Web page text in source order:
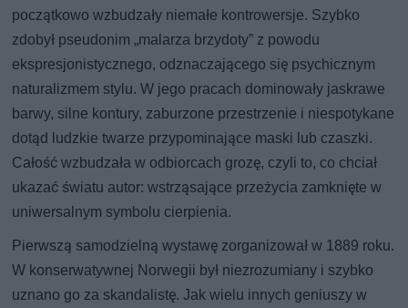
początkowo wzbudzały niemałe kontrowersje. Szybko
zdobył pseudonim „malarza brzydoty” z powodu
ekspresjonistycznego, odznaczającego się psychicznym
naturalizmem stylu. W jego pracach dominowały jaskrawe
barwy, silne kontury, zaburzone przestrzenie i niespotykane
dotąd ludzkie twarze przypominające maski lub czaszki.
Całość wzbudzała w odbiorcach grozę, czyli to, co chciał
ukazać światu autor: wstrząsające przeżycia zamknięte w
uniwersalnym symbolu cierpienia.
Pierwszą samodzielną wystawę zorganizował w 1889 roku.
W konserwatywnej Norwegii był niezrozumiany i szybko
uznano go za skandalistę. Jak wielu innych geniuszy w